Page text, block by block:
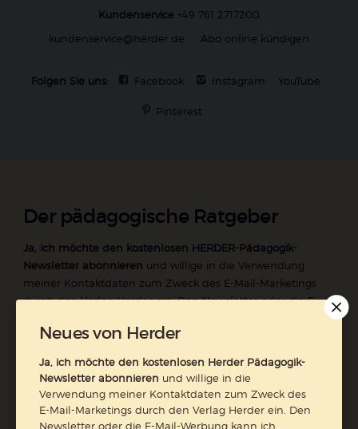
Kundenservice +49 761 2717200
kundenservice@herder.de
Abo online kündigen
Folgen Sie uns: Facebook Instagram YouTube
Pinterest
Der pädagogische Ratgeber
Ja, ich möchte den kostenlosen HERDER-Pädagogik-
Newsletter abonnieren und willige in die Verwendung
meiner Kontaktdaten zum Zweck des E-Mail-Marketings
durch den Verlag Herder ein. Den Newsletter oder die E-
Ich bin einverstanden, dass mein personenbezogenes
erfasst und ausgewertet wird, um die Inhalte besser auf
meine Interessen auszurichten. Über einen Link in
Newsletter oder E-Mail kann ich diese Funktion jederzeit
ausschalten.
Neues von Herder
Ja, ich möchte den kostenlosen Herder Pädagogik-
Newsletter abonnieren und willige in die
Verwendung meiner Kontaktdaten zum Zweck des
E-Mail-Marketings durch den Verlag Herder ein. Den
Newsletter oder die E-Mail-Werbung kann ich